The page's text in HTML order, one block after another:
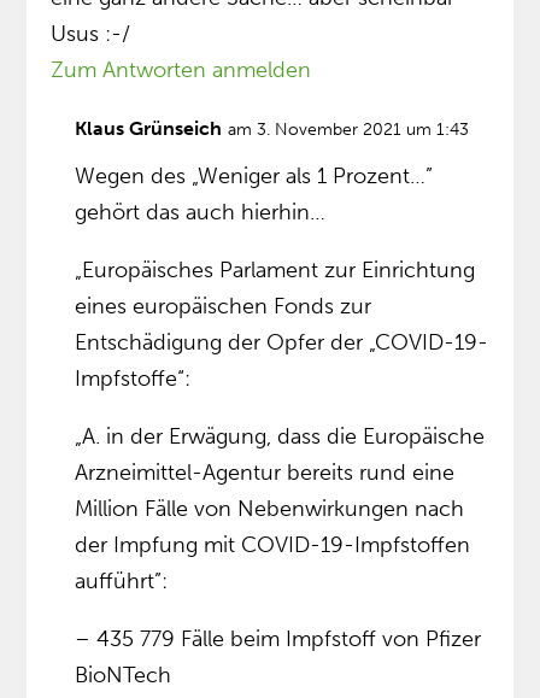
Usus :-/
Zum Antworten anmelden
Klaus Grünseich am 3. November 2021 um 1:43
Wegen des „Weniger als 1 Prozent…”
gehört das auch hierhin…
„Europäisches Parlament zur Einrichtung
eines europäischen Fonds zur
Entschädigung der Opfer der „COVID-19-
Impfstoffe“:
„A. in der Erwägung, dass die Europäische
Arzneimittel-Agentur bereits rund eine
Million Fälle von Nebenwirkungen nach
der Impfung mit COVID-19-Impfstoffen
aufführt”:
– 435 779 Fälle beim Impfstoff von Pfizer
BioNTech